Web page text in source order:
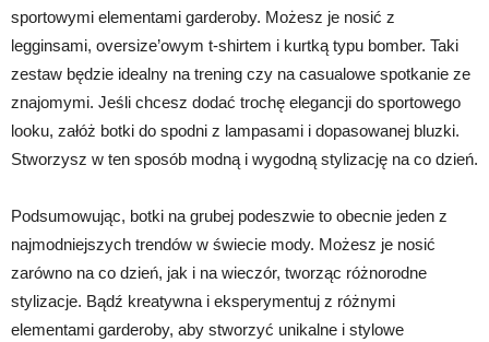
sportowymi elementami garderoby. Możesz je nosić z
legginsami, oversize’owym t-shirtem i kurtką typu bomber. Taki
zestaw będzie idealny na trening czy na casualowe spotkanie ze
znajomymi. Jeśli chcesz dodać trochę elegancji do sportowego
looku, załóż botki do spodni z lampasami i dopasowanej bluzki.
Stworzysz w ten sposób modną i wygodną stylizację na co dzień.
Podsumowując, botki na grubej podeszwie to obecnie jeden z
najmodniejszych trendów w świecie mody. Możesz je nosić
zarówno na co dzień, jak i na wieczór, tworząc różnorodne
stylizacje. Bądź kreatywna i eksperymentuj z różnymi
elementami garderoby, aby stworzyć unikalne i stylowe